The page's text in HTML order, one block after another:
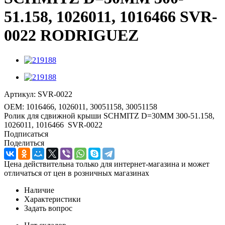
51.158, 1026011, 1016466 SVR-
0022 RODRIGUEZ
Артикул: SVR-0022
OEM: 1016466, 1026011, 30051158, 30051158
Ролик для сдвижной крыши SCHMITZ D=30MM 300-51.158,
1026011, 1016466 SVR-0022
Подписаться
Поделиться
Цена действительна только для интернет-магазина и может
отличаться от цен в розничных магазинах
Наличие
Характеристики
Задать вопрос